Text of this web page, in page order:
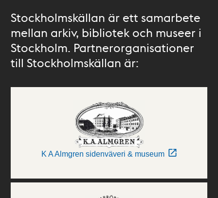
Stockholmskällan är ett samarbete
mellan arkiv, bibliotek och museer i
Stockholm. Partnerorganisationer
till Stockholmskällan är:
K A Almgren sidenväveri & museum